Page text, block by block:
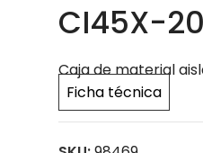
CI45X-
Caja de material
Ficha técnica